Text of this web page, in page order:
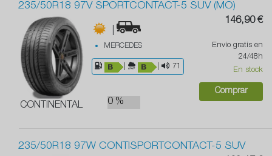
235/50R18 97V SPORTCONTACT-5 SUV (MO)
CONTINENTAL
|
MERCEDES
71
0 %
146,90 €
Envío gratis en
24/48h
En stock
Comprar
235/50R18 97W CONTISPORTCONTACT-5 SUV